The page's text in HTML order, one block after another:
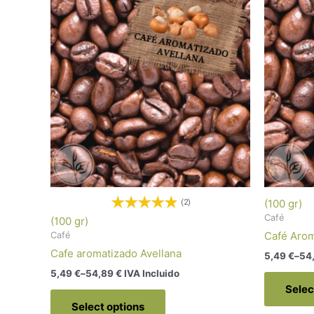
(2)
(100 gr)
Café
Cafe aromatizado Avellana
5,49€–54,89€ IVA Incluido
Select options
(100 gr)
Café
Café
5,49€–